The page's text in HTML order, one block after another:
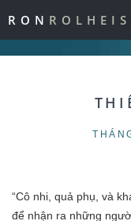
RON
“Cô nhi, quả phụ, và
để nhận ra những